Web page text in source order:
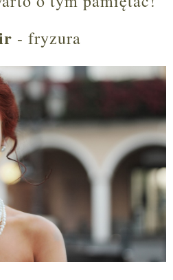
- fryzura